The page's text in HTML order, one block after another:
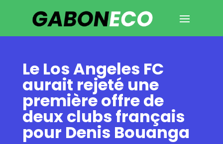
Le Los Angeles FC
aurait rejeté une
première offre de
deux clubs français
pour Denis Bouanga